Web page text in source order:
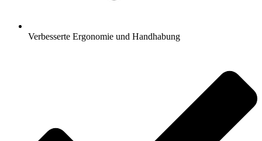
Verbesserte Ergonomie und Handhabung